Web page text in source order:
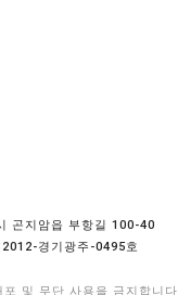
곤지암읍 부항길 100-40
2012-경기광주-0495호
및 무단 사용을 금지합니다.